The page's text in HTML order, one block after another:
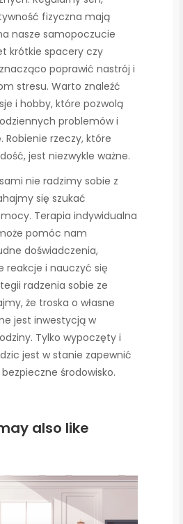
fizyczna mają
nasze samopoczucie
krótkie spacery czy
poprawić nastrój i
stresu. Warto znaleźć
i hobby, które pozwolą
problemów i
Robienie rzeczy, które
jest niezwykle ważne.
nie radzimy sobie z
się szukać
Terapia indywidualna
pomóc nam
doświadczenia,
reakcje i nauczyć się
radzenia sobie ze
że troska o własne
jest inwestycją w
Tylko wypoczęty i
jest w stanie zapewnić
środowisko.
also like